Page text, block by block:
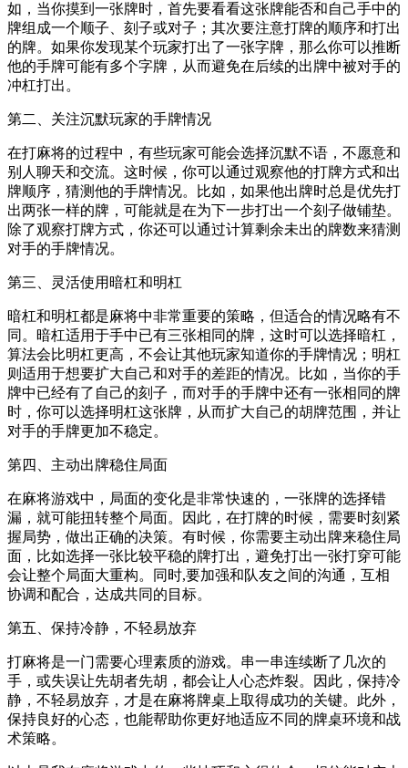
如，当你摸到一张牌时，首先要看看这张牌能否和自己手中的
牌组成一个顺子、刻子或对子；其次要注意打牌的顺序和打出
的牌。如果你发现某个玩家打出了一张字牌，那么你可以推断
他的手牌可能有多个字牌，从而避免在后续的出牌中被对手的
冲杠打出。
第二、关注沉默玩家的手牌情况
在打麻将的过程中，有些玩家可能会选择沉默不语，不愿意和
别人聊天和交流。这时候，你可以通过观察他的打牌方式和出
牌顺序，猜测他的手牌情况。比如，如果他出牌时总是优先打
出两张一样的牌，可能就是在为下一步打出一个刻子做铺垫。
除了观察打牌方式，你还可以通过计算剩余未出的牌数来猜测
对手的手牌情况。
第三、灵活使用暗杠和明杠
暗杠和明杠都是麻将中非常重要的策略，但适合的情况略有不
同。暗杠适用于手中已有三张相同的牌，这时可以选择暗杠，
算法会比明杠更高，不会让其他玩家知道你的手牌情况；明杠
则适用于想要扩大自己和对手的差距的情况。比如，当你的手
牌中已经有了自己的刻子，而对手的手牌中还有一张相同的牌
时，你可以选择明杠这张牌，从而扩大自己的胡牌范围，并让
对手的手牌更加不稳定。
第四、主动出牌稳住局面
在麻将游戏中，局面的变化是非常快速的，一张牌的选择错
漏，就可能扭转整个局面。因此，在打牌的时候，需要时刻紧
握局势，做出正确的决策。有时候，你需要主动出牌来稳住局
面，比如选择一张比较平稳的牌打出，避免打出一张打穿可能
会让整个局面大重构。同时,要加强和队友之间的沟通，互相
协调和配合，达成共同的目标。
第五、保持冷静，不轻易放弃
打麻将是一门需要心理素质的游戏。串一串连续断了几次的
手，或失误让先胡者先胡，都会让人心态炸裂。因此，保持冷
静，不轻易放弃，才是在麻将牌桌上取得成功的关键。此外，
保持良好的心态，也能帮助你更好地适应不同的牌桌环境和战
术策略。